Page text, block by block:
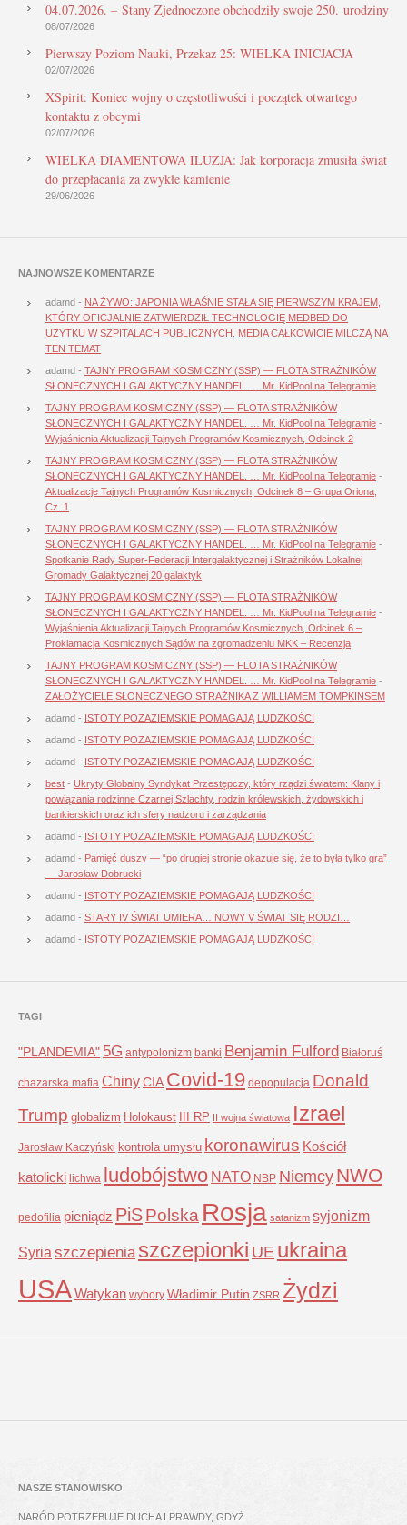
04.07.2026. – Stany Zjednoczone obchodziły swoje 250. urodziny
08/07/2026
Pierwszy Poziom Nauki, Przekaz 25: WIELKA INICJACJA
02/07/2026
XSpirit: Koniec wojny o częstotliwości i początek otwartego
kontaktu z obcymi
02/07/2026
WIELKA DIAMENTOWA ILUZJA: Jak korporacja zmusiła świat
do przepłacania za zwykłe kamienie
29/06/2026
NAJNOWSZE KOMENTARZE
adamd - NA ŻYWO: JAPONIA WŁAŚNIE STAŁA SIĘ PIERWSZYM KRAJEM,
KTÓRY OFICJALNIE ZATWIERDZIŁ TECHNOLOGIĘ MEDBED DO
UŻYTKU W SZPITALACH PUBLICZNYCH. MEDIA CAŁKOWICIE MILCZĄ NA
TEN TEMAT
adamd - TAJNY PROGRAM KOSMICZNY (SSP) — FLOTA STRAŻNIKÓW
SŁONECZNYCH I GALAKTYCZNY HANDEL. … Mr. KidPool na Telegramie
TAJNY PROGRAM KOSMICZNY (SSP) — FLOTA STRAŻNIKÓW
SŁONECZNYCH I GALAKTYCZNY HANDEL. … Mr. KidPool na Telegramie -
Wyjaśnienia Aktualizacji Tajnych Programów Kosmicznych, Odcinek 2
TAJNY PROGRAM KOSMICZNY (SSP) — FLOTA STRAŻNIKÓW
SŁONECZNYCH I GALAKTYCZNY HANDEL. … Mr. KidPool na Telegramie -
Aktualizacje Tajnych Programów Kosmicznych, Odcinek 8 – Grupa Oriona,
Cz. 1
TAJNY PROGRAM KOSMICZNY (SSP) — FLOTA STRAŻNIKÓW
SŁONECZNYCH I GALAKTYCZNY HANDEL. … Mr. KidPool na Telegramie -
Spotkanie Rady Super-Federacji Intergalaktycznej i Strażników Lokalnej
Gromady Galaktycznej 20 galaktyk
TAJNY PROGRAM KOSMICZNY (SSP) — FLOTA STRAŻNIKÓW
SŁONECZNYCH I GALAKTYCZNY HANDEL. … Mr. KidPool na Telegramie -
Wyjaśnienia Aktualizacji Tajnych Programów Kosmicznych, Odcinek 6 –
Proklamacja Kosmicznych Sądów na zgromadzeniu MKK – Recenzja
TAJNY PROGRAM KOSMICZNY (SSP) — FLOTA STRAŻNIKÓW
SŁONECZNYCH I GALAKTYCZNY HANDEL. … Mr. KidPool na Telegramie -
ZAŁOŻYCIELE SŁONECZNEGO STRAŻNIKA Z WILLIAMEM TOMPKINSEM
adamd - ISTOTY POZAZIEMSKIE POMAGAJĄ LUDZKOŚCI
adamd - ISTOTY POZAZIEMSKIE POMAGAJĄ LUDZKOŚCI
adamd - ISTOTY POZAZIEMSKIE POMAGAJĄ LUDZKOŚCI
best - Ukryty Globalny Syndykat Przestępczy, który rządzi światem: Klany i
powiązania rodzinne Czarnej Szlachty, rodzin królewskich, żydowskich i
bankierskich oraz ich sfery nadzoru i zarządzania
adamd - ISTOTY POZAZIEMSKIE POMAGAJĄ LUDZKOŚCI
adamd - Pamięć duszy — “po drugiej stronie okazuje się, że to była tylko gra”
— Jarosław Dobrucki
adamd - ISTOTY POZAZIEMSKIE POMAGAJĄ LUDZKOŚCI
adamd - STARY IV ŚWIAT UMIERA… NOWY V ŚWIAT SIĘ RODZI…
adamd - ISTOTY POZAZIEMSKIE POMAGAJĄ LUDZKOŚCI
TAGI
"PLANDEMIA" 5G antypolonizm banki Benjamin Fulford Białoruś
chazarska mafia ChinyCIA Covid-19 depopulacja Donald
Trump globalizm Holokaust III RP II wojna światowa Izrael
Jarosław Kaczyński kontrola umysłu koronawirus Kościół
katolicki lichwa ludobójstwo NATO NBP NiemcyNWO
pedofilia pieniądz PiSPolska Rosja satanizm syjonizm
Syria szczepienia szczepionki UE ukraina
USAWatykan wybory Władimir Putin ZSRR Żydzi
NASZE STANOWISKO
NARÓD POTRZEBUJE DUCHA I PRAWDY, GDYŻ